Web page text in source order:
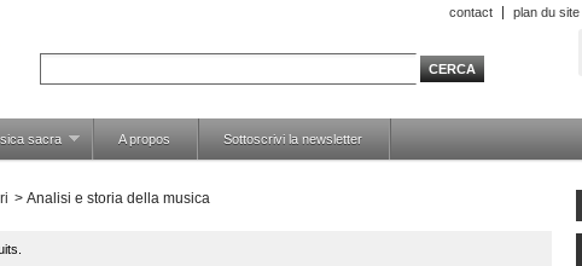
contact plan du site
sacra A propos Sottoscrivi la newsletter
> Analisi e storia della musica